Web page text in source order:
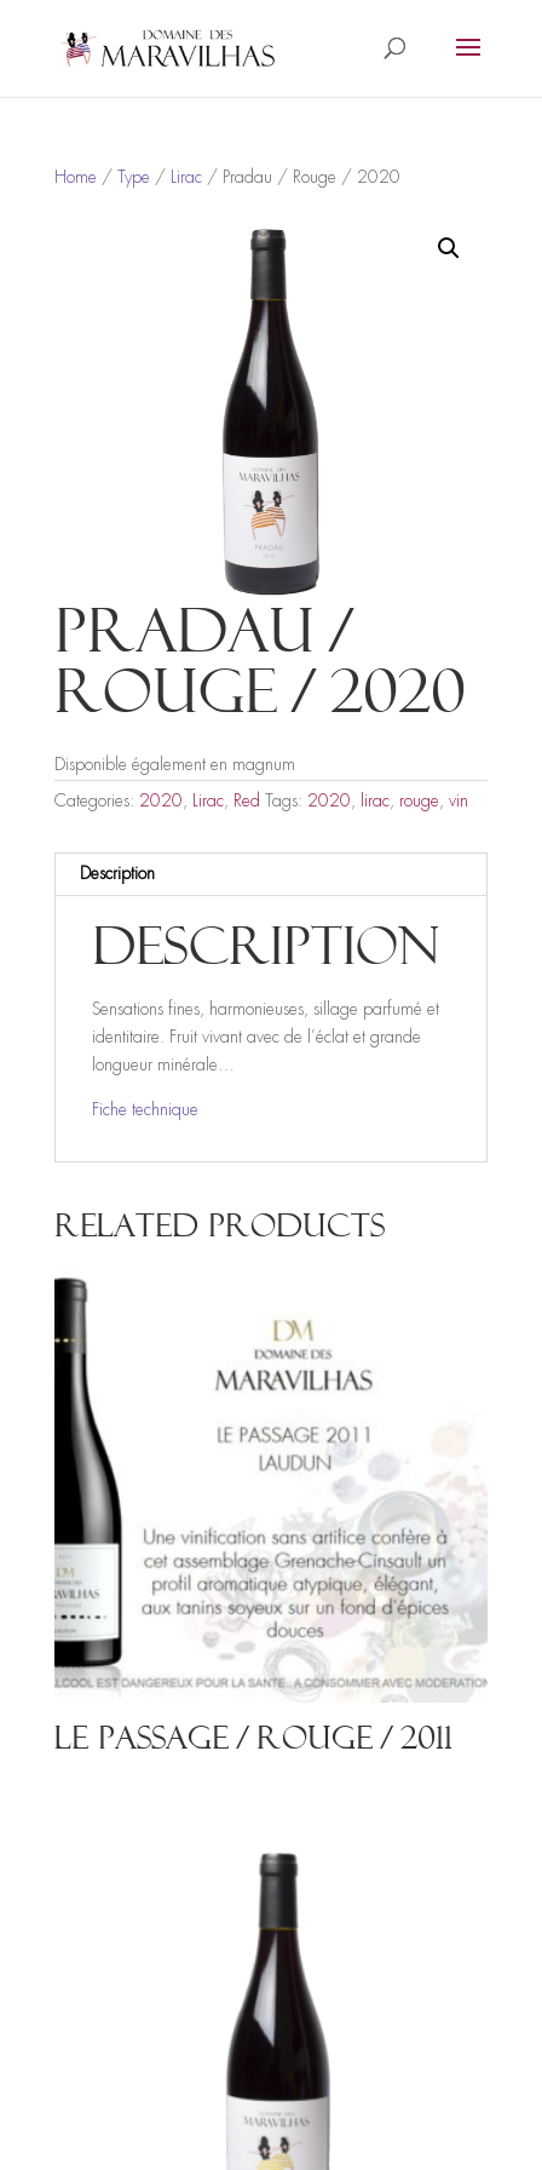
Home / Type / Lirac/ Pradau / Rouge / 2020
Pradau /
Rouge / 2020
Disponible également en magnum
Categories: 2020, Lirac, Red Tags: 2020, lirac, rouge, vin
Description
Description
Sensations fines, harmonieuses, sillage parfumé et
identitaire. Fruit vivant avec de l’éclat et grande
longueur minérale…
Fiche technique
Related products
Le Passage / Rouge / 2011